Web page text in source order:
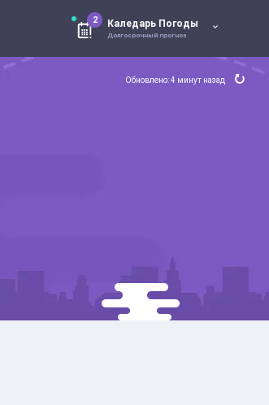
2 Каледарь Погоды
Долгосрочный прогноз
Обновлено: 4 минут назад